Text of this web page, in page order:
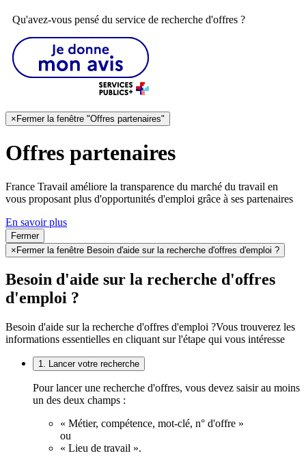
Qu'avez-vous pensé du service de recherche d'offres ?
×Fermer la fenêtre "Offres partenaires"
Offres partenaires
France Travail améliore la transparence du marché du travail en
vous proposant plus d'opportunités d'emploi grâce à ses partenaires
En savoir plus
Fermer
×Fermer la fenêtre Besoin d'aide sur la recherche d'offres d'emploi ?
Besoin d'aide sur la recherche d'offres
d'emploi ?
Besoin d'aide sur la recherche d'offres d'emploi ?Vous trouverez les
informations essentielles en cliquant sur l'étape qui vous intéresse
1. Lancer votre recherche
Pour lancer une recherche d'offres, vous devez saisir au moins
un des deux champs :
« Métier, compétence, mot-clé, n° d'offre »
ou
« Lieu de travail ».